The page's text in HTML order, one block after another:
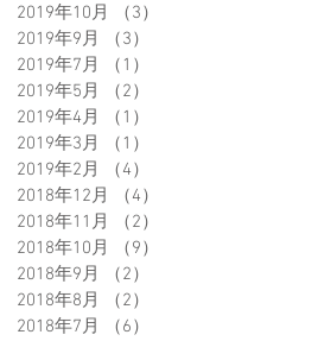
2019年10月
（3）
2019年9月
（3）
2019年7月
（1）
2019年5月
（2）
2019年4月
（1）
2019年3月
（1）
2019年2月
（4）
2018年12月
（4）
2018年11月
（2）
2018年10月
（9）
2018年9月
（2）
2018年8月
（2）
2018年7月
（6）